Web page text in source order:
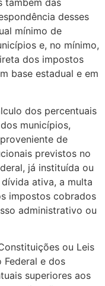
também das
desses
mínimo de
e, no mínimo,
dos impostos
base estadual e em
dos percentuais
municípios,
de
previstos no
já instituída ou
ativa, a multa
impostos cobrados
administrativo ou
ou Leis
Federal e dos
superiores aos